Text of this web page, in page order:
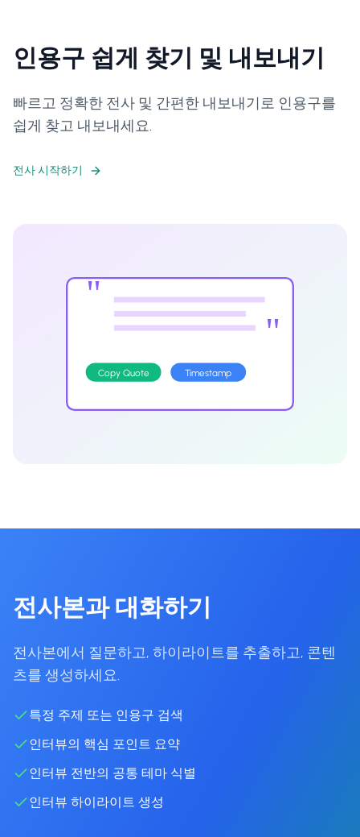
인용구 쉽게 찾기 및 내보내기
빠르고 정확한 전사 및 간편한 내보내기로 인용구를
쉽게 찾고 내보내세요.
전사 시작하기
"
"
Copy Quote Timestamp
전사본과 대화하기
전사본에서 질문하고, 하이라이트를 추출하고, 콘텐
츠를 생성하세요.
특정 주제 또는 인용구 검색
인터뷰의 핵심 포인트 요약
인터뷰 전반의 공통 테마 식별
인터뷰 하이라이트 생성